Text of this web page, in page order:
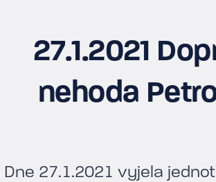
27.1.2021
nehoda
Dne 27.1.2021 vyjela